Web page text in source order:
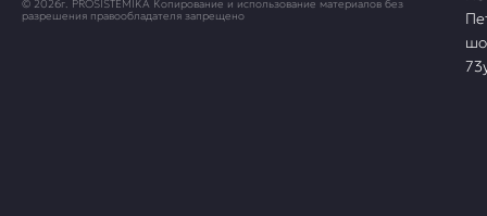
© 2026г. PROSISTEMIKA Копирование и использование материалов без
разрешения правообладателя запрещено